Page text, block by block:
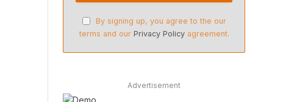
By signing up, you agree to the our
terms and our Privacy Policyagreement.
Advertisement